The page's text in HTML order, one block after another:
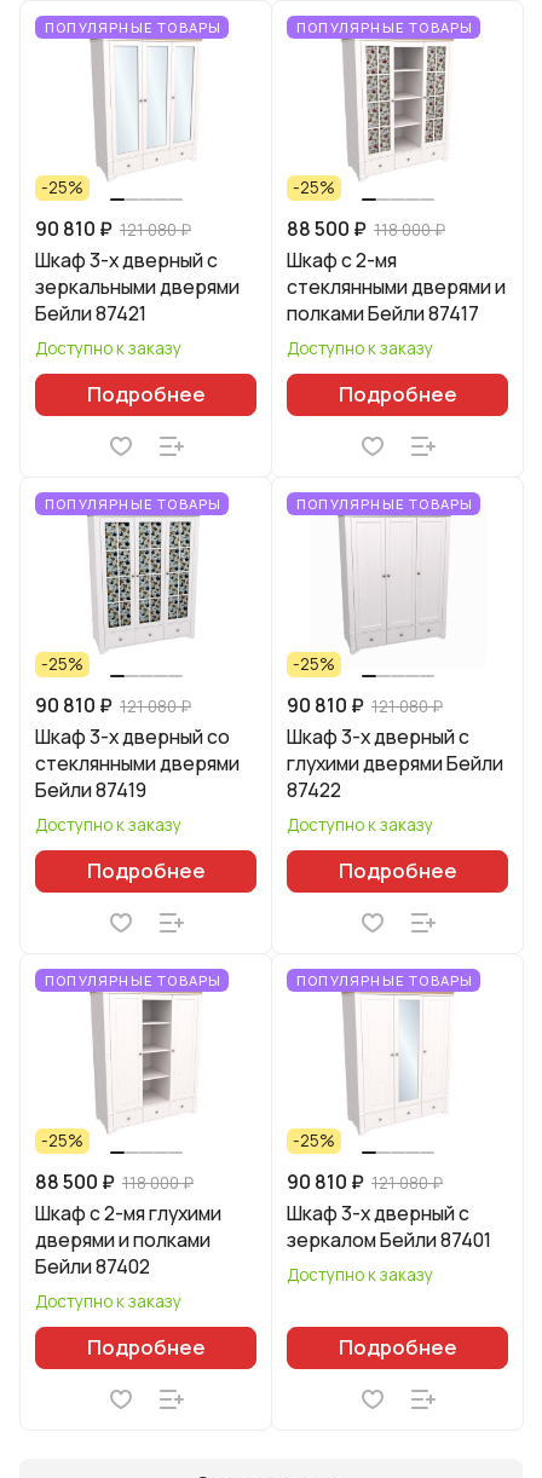
ПОПУЛЯРНЫЕ ТОВАРЫ
-25%
90 810 ₽ 121 080 ₽
Шкаф 3-х дверный с
зеркальными дверями
Бейли 87421
Доступно к заказу
Подробнее
ПОПУЛЯРНЫЕ ТОВАРЫ
-25%
88 500 ₽ 118 000 ₽
Шкаф с 2-мя
стеклянными дверями и
полками Бейли 87417
Доступно к заказу
Подробнее
ПОПУЛЯРНЫЕ ТОВАРЫ
-25%
90 810 ₽ 121 080 ₽
Шкаф 3-х дверный со
стеклянными дверями
Бейли 87419
Доступно к заказу
Подробнее
ПОПУЛЯРНЫЕ ТОВАРЫ
-25%
90 810 ₽ 121 080 ₽
Шкаф 3-х дверный с
глухими дверями Бейли
87422
Доступно к заказу
Подробнее
ПОПУЛЯРНЫЕ ТОВАРЫ
-25%
88 500 ₽ 118 000 ₽
Шкаф с 2-мя глухими
дверями и полками
Бейли 87402
Доступно к заказу
Подробнее
ПОПУЛЯРНЫЕ ТОВАРЫ
-25%
90 810 ₽ 121 080 ₽
Шкаф 3-х дверный с
зеркалом Бейли 87401
Доступно к заказу
Подробнее